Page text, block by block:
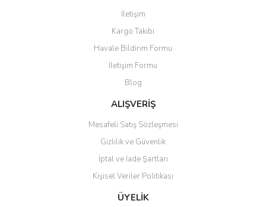
İletişim
Kargo Takibi
Havale Bildirim Formu
İletişim Formu
Blog
ALIŞVERİŞ
Mesafeli Satış Sözleşmesi
Gizlilik ve Güvenlik
İptal ve İade Şartları
Kişisel Veriler Politikası
ÜYELİK